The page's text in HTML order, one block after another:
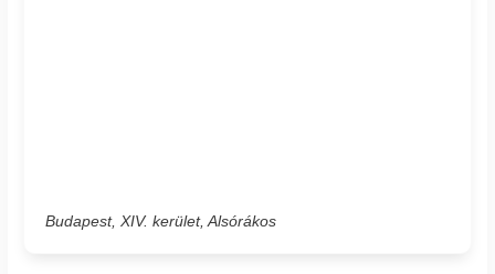
Budapest, XIV. kerület, Alsórákos